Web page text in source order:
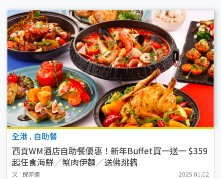
全港 . 自助餐
西貢WM酒店自助餐優惠！新年Buffet買一送一 $359
起任食海鮮／蟹肉伊麵／送佛跳牆
文 : 倪菲連 2025.01.02